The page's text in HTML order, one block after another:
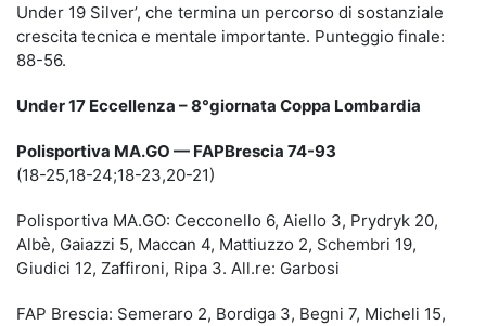
Under 19 Silver’, che termina un percorso di sostanziale
crescita tecnica e mentale importante. Punteggio finale:
88-56.
Under 17 Eccellenza – 8°giornata Coppa Lombardia
Polisportiva MA.GO — FAPBrescia 74-93
(18-25,18-24;18-23,20-21)
Polisportiva MA.GO: Cecconello 6, Aiello 3, Prydryk 20,
Albè, Gaiazzi 5, Maccan 4, Mattiuzzo 2, Schembri 19,
Giudici 12, Zaffironi, Ripa 3. All.re: Garbosi
FAP Brescia: Semeraro 2, Bordiga 3, Begni 7, Micheli 15,